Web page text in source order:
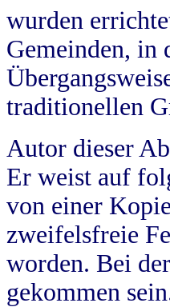
wurden
Gemeinden, in
traditionellen
Autor dieser
Er weist auf
von einer
zweifelsfreie
worden. Bei
gekommen